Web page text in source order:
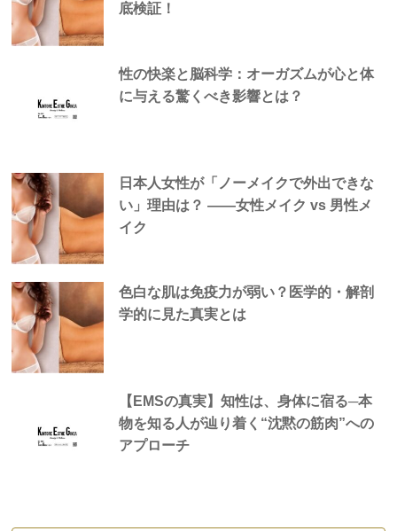
底検証！
性の快楽と脳科学：オーガズムが心と体
に与える驚くべき影響とは？
日本人女性が「ノーメイクで外出できな
い」理由は？ —―女性メイク vs 男性メ
イク
色白な肌は免疫力が弱い？医学的・解剖
学的に見た真実とは
【EMSの真実】知性は、身体に宿る─本
物を知る人が辿り着く“沈黙の筋肉”への
アプローチ